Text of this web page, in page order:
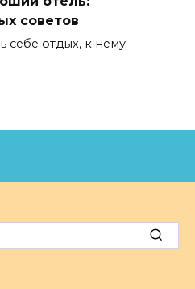
советов
себе отдых, к нему